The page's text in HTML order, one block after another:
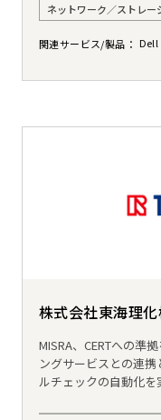
ネットワーク／ストレー
関連サービス/製品 Dell
株式会社東海理
MISRA、CERTへの準
ングサービスとの連
ルチェックの自動化を